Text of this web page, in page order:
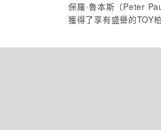
保羅·魯本斯（Peter
獲得了享有盛譽的TOY